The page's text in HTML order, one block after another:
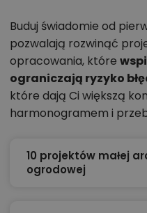
Buduj świadomie od
pozwalają rozwinąć
opracowania, które
ograniczają ryzyko
które dają Ci większą
harmonogramem i
10 projektów małej
ogrodowej